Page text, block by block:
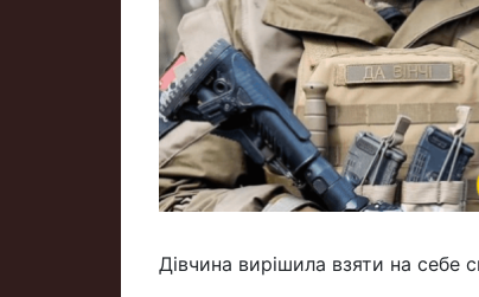
Дівчина вирішила взяти на себе